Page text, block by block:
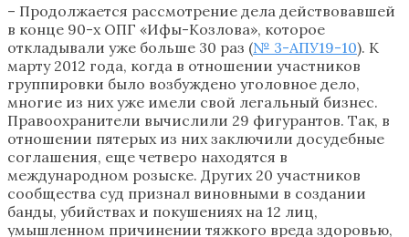
– Продолжается рассмотрение дела действовавшей
в конце 90-х ОПГ «Ифы-Козлова», которое
откладывали уже больше 30 раз (№ 3-АПУ19-10). К
марту 2012 года, когда в отношении участников
группировки было возбуждено уголовное дело,
многие из них уже имели свой легальный бизнес.
Правоохранители вычислили 29 фигурантов. Так, в
отношении пятерых из них заключили досудебные
соглашения, еще четверо находятся в
международном розыске. Других 20 участников
сообщества суд признал виновными в создании
банды, убийствах и покушениях на 12 лиц,
умышленном причинении тяжкого вреда здоровью,